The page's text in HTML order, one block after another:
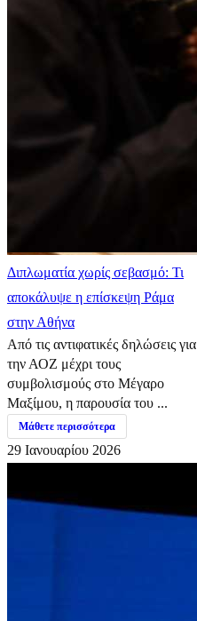
Διπλωματία χωρίς σεβασμό: Τι
αποκάλυψε η επίσκεψη Ράμα
στην Αθήνα
Από τις αντιφατικές δηλώσεις για
την ΑΟΖ μέχρι τους
συμβολισμούς στο Μέγαρο
Μαξίμου, η παρουσία του ...
Μάθετε περισσότερα
29 Ιανουαρίου 2026